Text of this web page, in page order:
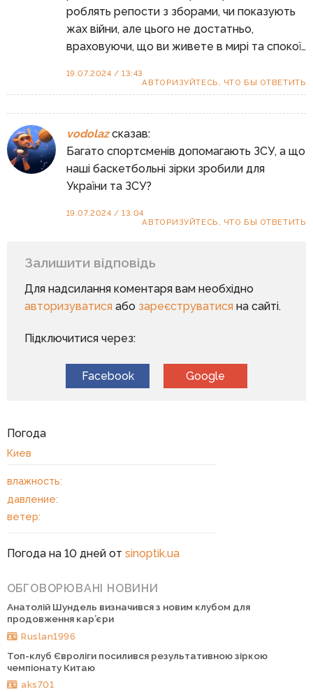
роблять репости з зборами, чи показують
жах війни, але цього не достатньо,
враховуючи, що ви живете в мирі та спокої…
19.07.2024 / 13:43
АВТОРИЗУЙТЕСЬ, ЧТО БЫ ОТВЕТИТЬ
vodolaz сказав:
Багато спортсменів допомагають ЗСУ, а що
наші баскетбольні зірки зробили для
України та ЗСУ?
19.07.2024 / 13:04
АВТОРИЗУЙТЕСЬ, ЧТО БЫ ОТВЕТИТЬ
Залишити відповідь
Для надсилання коментаря вам необхідно
авторизуватисяабо зареєструватисяна сайті.
Підключитися через:
Facebook Google
Погода
Киев
влажность:
давление:
ветер:
Погода на 10 дней от sinoptik.ua
ОБГОВОРЮВАНІ НОВИНИ
Анатолій Шундель визначився з новим клубом для
продовження кар’єри
Ruslan1996
Топ-клуб Євроліги посилився результативною зіркою
чемпіонату Китаю
aks701